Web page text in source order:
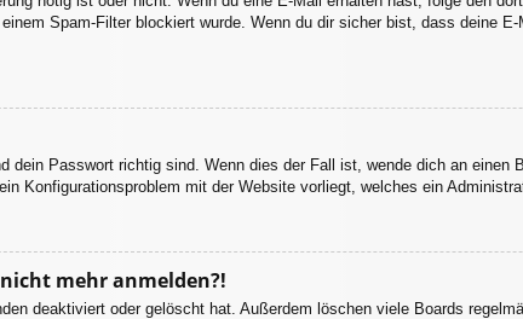
Spam-Filter blockiert wurde. Wenn du dir sicher bist, dass deine
Passwort richtig sind. Wenn dies der Fall ist, wende dich an einen
Konfigurationsproblem mit der Website vorliegt, welches ein
mehr anmelden?!
deaktiviert oder gelöscht hat. Außerdem löschen viele Boards